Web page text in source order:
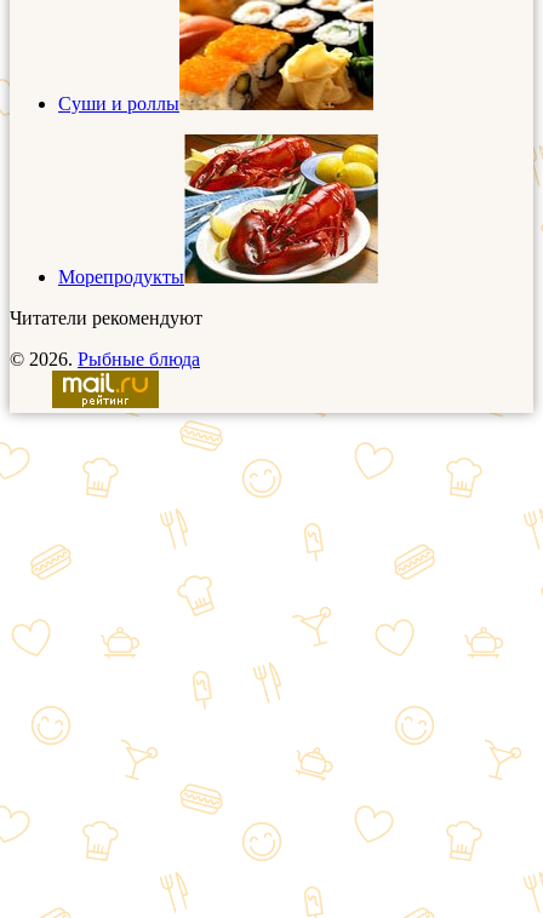
Суши и роллы
Морепродукты
Читатели рекомендуют
© 2026. Рыбные блюда